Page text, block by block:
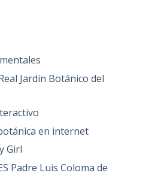
Jardín Botánico del
en internet
Girl
Padre Luis Coloma de